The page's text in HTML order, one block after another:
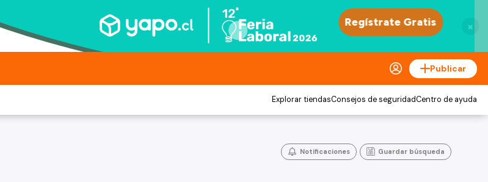
×
Publicar
Explorar tiendasConsejos de seguridadCentro de ayuda
Notificaciones Guardar búsqueda